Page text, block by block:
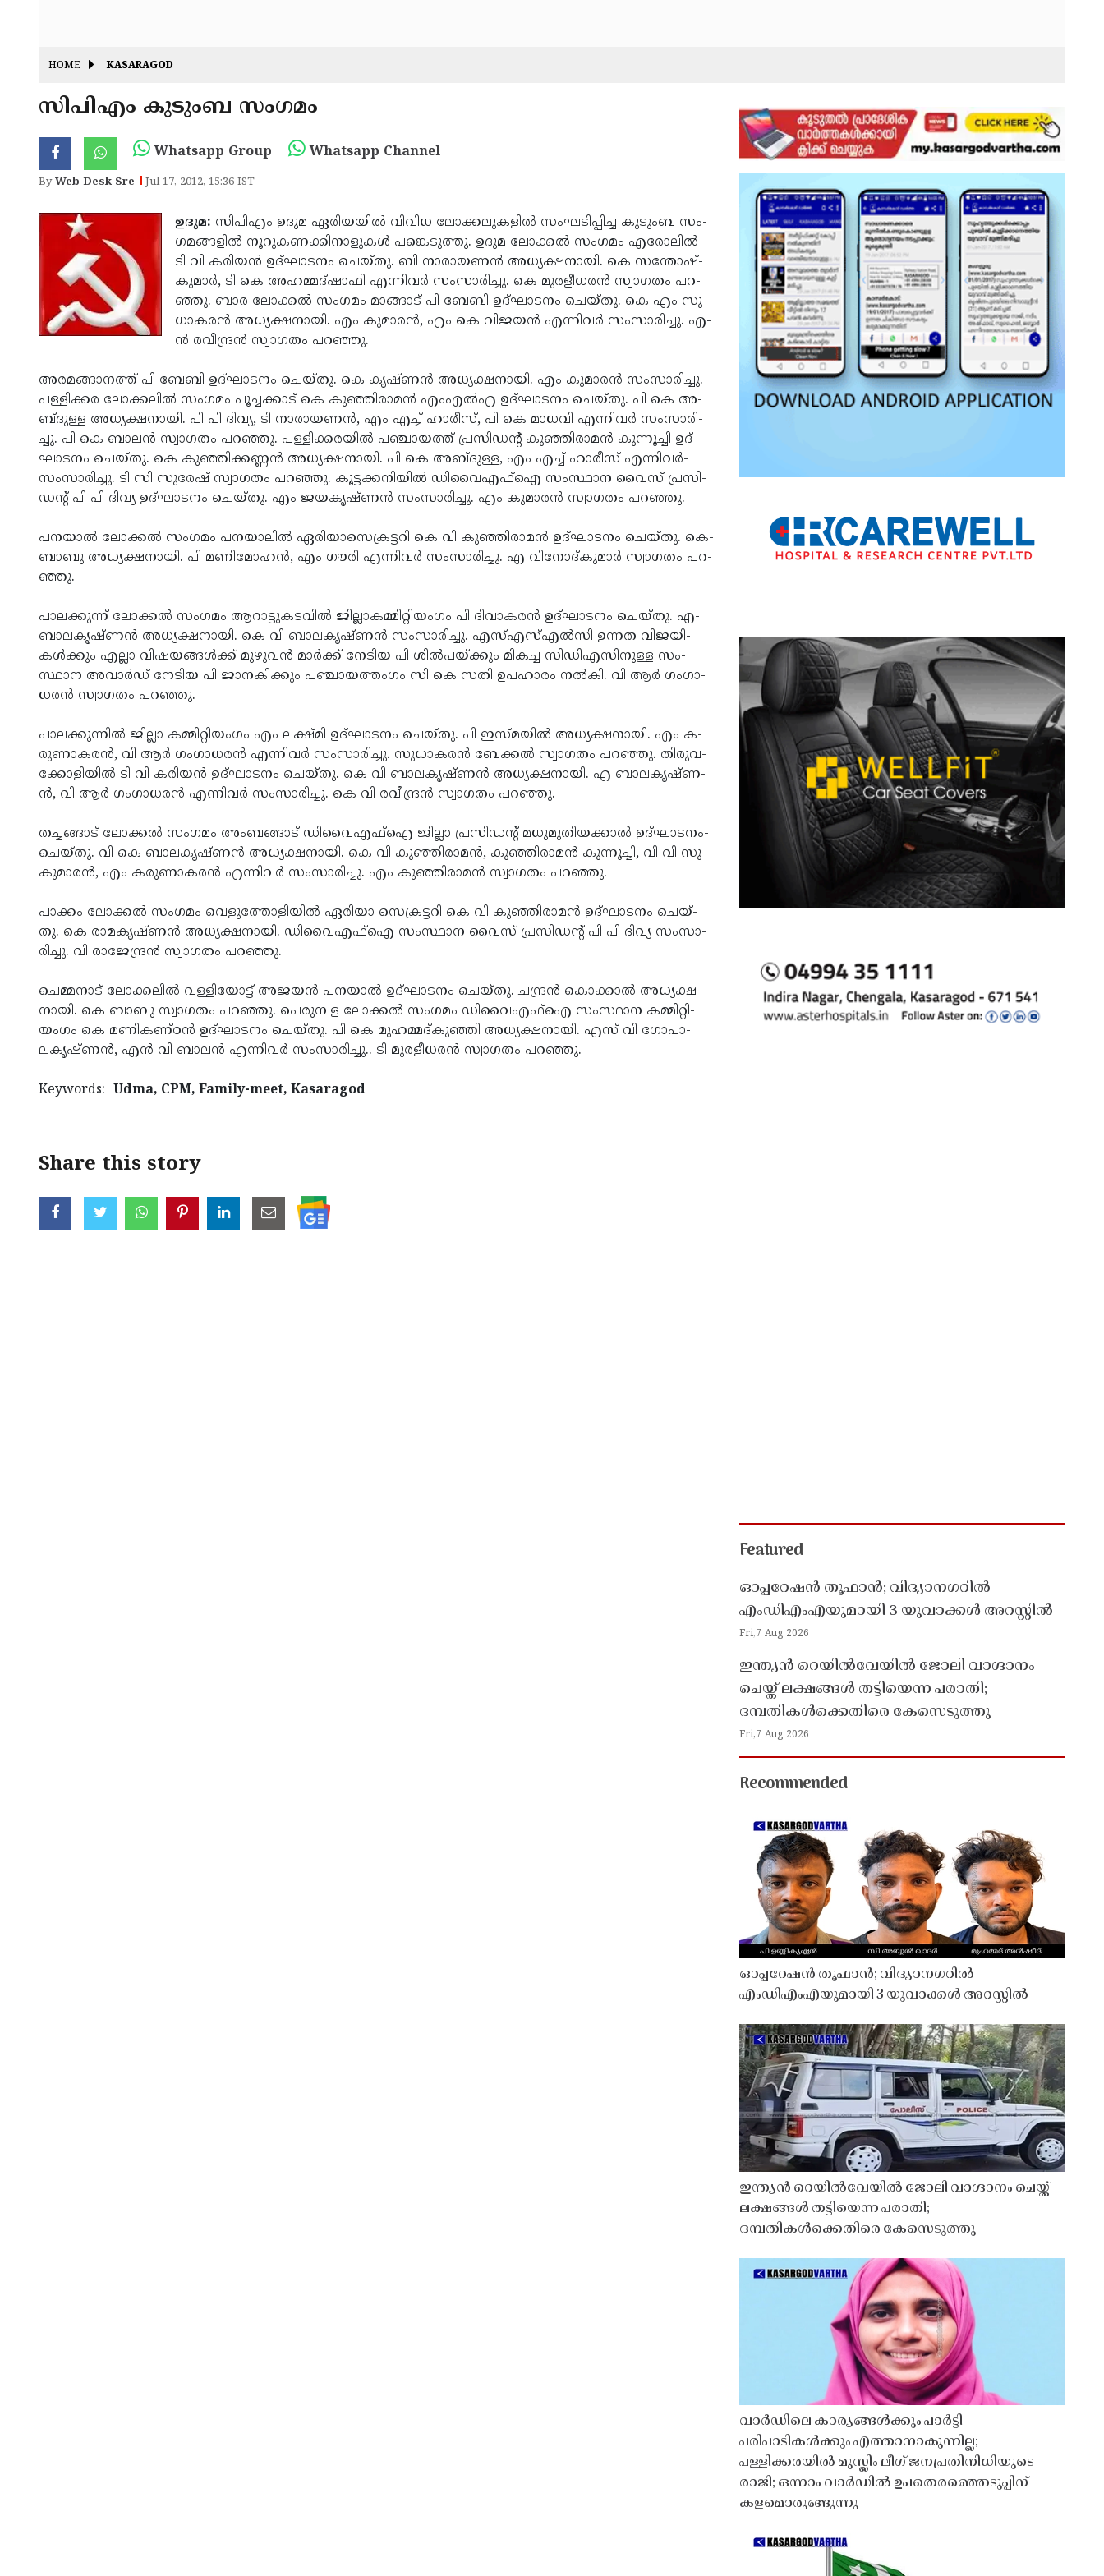
HOME KASARAGOD
സി­പി­എം­ കു­ടുംബ­­ സം­ഗ­മം­
Whatsapp Group Whatsapp Channel
ByWeb Desk Sre Jul 17, 2012, 15:36 IST
ഉ­ദു­മ­:­ സി­പി­എം­ ഉ­ദു­മ­ ഏ­രി­യ­യില്‍­ വി­വി­ധ­ ലോ­ക്ക­ലു­ക­ളില്‍­ സം­ഘ­ടി­പ്പി­ച്ച­ കു­ടും­ബ­ സം­
ഗ­മ­ങ്ങ­ളില്‍­ നൂ­റു­ക­ണ­ക്കി­നാ­ളു­കള്‍­ പ­ങ്കെ­ടു­ത്തു.­ ഉ­ദു­മ­ ലോ­ക്കല്‍­ സം­ഗ­മം­ എ­രോ­ലില്‍­
ടി­ വി­ ക­രി­യ­ന്‍ ഉ­ദ്­ഘാ­ട­നം­ ചെ­യ്­തു.­ ബി­ നാ­രാ­യ­ണ­ന്‍ അ­ധ്യ­ക്ഷ­നാ­യി.­ കെ­ സ­ന്തോ­ഷ്­
കു­മാര്‍,­ ടി­ കെ­ അ­ഹ­മ്മ­ദ്­ഷാ­ഫി­ എ­ന്നി­വര്‍­ സം­സാ­രി­ച്ചു.­ കെ­ മു­ര­ളീ­ധ­ര­ന്‍ സ്വാ­ഗ­തം­ പ­റ­
ഞ്ഞു.­ ബാ­ര­ ലോ­ക്കല്‍­ സം­ഗ­മം­ മാ­ങ്ങാ­ട്­ പി­ ബേ­ബി­ ഉ­ദ്­ഘാ­ട­നം­ ചെ­യ്­തു.­ കെ­ എം­ സു­
ധാ­ക­ര­ന്‍ അ­ധ്യ­ക്ഷ­നാ­യി.­ എം­ കു­മാ­ര­ന്‍,­ എം­ കെ­ വി­ജ­യ­ന്‍ എ­ന്നി­വര്‍­ സം­സാ­രി­ച്ചു.­ എ­
ന്‍ ര­വീ­ന്ദ്ര­ന്‍ സ്വാ­ഗ­തം­ പ­റ­ഞ്ഞു.­
അ­ര­മ­ങ്ങാ­ന­ത്ത്­ പി­ ബേ­ബി­ ഉ­ദ്­ഘാ­ട­നം­ ചെ­യ്­തു.­ കെ­ കൃ­ഷ്­ണ­ന്‍ അ­ധ്യ­ക്ഷ­നാ­യി.­ എം­ കു­മാ­ര­ന്‍ സം­സാ­രി­ച്ചു.­
പ­ള്ളി­ക്ക­ര­ ലോ­ക്ക­ലില്‍­ സം­ഗ­മം­ പൂ­ച്ച­ക്കാ­ട്­ കെ­ കു­ഞ്ഞി­രാ­മ­ന്‍ എം­എല്‍­എ­ ഉ­ദ്­ഘാ­ട­നം­ ചെ­യ്­തു.­ പി­ കെ­ അ­
ബ്ദു­ള്ള­ അ­ധ്യ­ക്ഷ­നാ­യി.­ പി­ പി­ ദി­വ്യ,­ ടി­ നാ­രാ­യ­ണ­ന്‍,­ എം­ എ­ച്ച്­ ഹാ­രീ­സ്,­ പി­ കെ­ മാ­ധ­വി­ എ­ന്നി­വര്‍­ സം­സാ­രി­
ച്ചു.­ പി­ കെ­ ബാ­ല­ന്‍ സ്വാ­ഗ­തം­ പ­റ­ഞ്ഞു.­ പ­ള്ളി­ക്ക­ര­യില്‍­ പ­ഞ്ചാ­യ­ത്ത്­ പ്ര­സി­ഡ­ന്റ്­ കു­ഞ്ഞി­രാ­മ­ന്‍ കു­ന്നൂ­ച്ചി­ ഉ­ദ്­
ഘാ­ട­നം­ ചെ­യ്­തു.­ കെ­ കു­ഞ്ഞി­ക്ക­ണ്ണ­ന്‍ അ­ധ്യ­ക്ഷ­നാ­യി.­ പി­ കെ­ അ­ബ്ദു­ള്ള,­ എം­ എ­ച്ച്­ ഹാ­രീ­സ്­ എ­ന്നി­വര്‍­
സം­സാ­രി­ച്ചു.­ ടി­ സി­ സു­രേ­ഷ്­ സ്വാ­ഗ­തം­ പ­റ­ഞ്ഞു.­ കൂ­ട്ട­ക്ക­നി­യില്‍­ ഡി­വൈ­എ­ഫ്‌­ഐ­ സം­സ്ഥാ­ന­ വൈ­സ്­ പ്ര­സി­
ഡ­ന്റ്­ പി­ പി­ ദി­വ്യ­ ഉ­ദ്­ഘാ­ട­നം­ ചെ­യ്­തു.­ എം­ ജ­യ­കൃ­ഷ്­ണ­ന്‍ സം­സാ­രി­ച്ചു.­ എം­ കു­മാ­ര­ന്‍ സ്വാ­ഗ­തം­ പ­റ­ഞ്ഞു.­
പ­ന­യാല്‍­ ലോ­ക്കല്‍­ സം­ഗ­മം­ പ­ന­യാ­ലില്‍­ ഏ­രി­യാ­സെ­ക്ര­ട്ട­റി­ കെ­ വി­ കു­ഞ്ഞി­രാ­മ­ന്‍ ഉ­ദ്­ഘാ­ട­നം­ ചെ­യ്­തു.­ കെ­
ബാ­ബു­ അ­ധ്യ­ക്ഷ­നാ­യി.­ പി­ മ­ണി­മോ­ഹ­ന്‍,­ എം­ ഗൗ­രി­ എ­ന്നി­വര്‍­ സം­സാ­രി­ച്ചു.­ എ­ വി­നോ­ദ്­കു­മാര്‍­ സ്വാ­ഗ­തം­ പ­റ­
ഞ്ഞു.­
പാ­ല­ക്കു­ന്ന്­ ലോ­ക്കല്‍­ സം­ഗ­മം­ ആ­റാ­ട്ടു­ക­ട­വില്‍­ ജി­ല്ലാ­ക­മ്മി­റ്റി­യം­ഗം­ പി­ ദി­വാ­ക­ര­ന്‍ ഉ­ദ്­ഘാ­ട­നം­ ചെ­യ്­തു.­ എ­
ബാ­ല­കൃ­ഷ്­ണ­ന്‍ അ­ധ്യ­ക്ഷ­നാ­യി.­ കെ­ വി­ ബാ­ല­കൃ­ഷ്­ണ­ന്‍ സം­സാ­രി­ച്ചു.­ എ­സ്­എ­സ്­എല്‍­സി­ ഉ­ന്ന­ത­ വി­ജ­യി­
കള്‍­ക്കും­ എ­ല്ലാ­ വി­ഷ­യ­ങ്ങള്‍­ക്ക്­ മു­ഴു­വ­ന്‍ മാര്‍­ക്ക്­ നേ­ടി­യ­ പി­ ശില്‍­പ­യ്­ക്കും­ മി­ക­ച്ച­ സി­ഡി­എ­സി­നു­ള്ള­ സം­
സ്ഥാ­ന­ അ­വാര്‍­ഡ്­ നേ­ടി­യ­ പി­ ജാ­ന­കി­ക്കും­ പ­ഞ്ചാ­യ­ത്തം­ഗം­ സി­ കെ­ സ­തി­ ഉ­പ­ഹാ­രം­ നല്‍­കി.­ വി­ ആര്‍­ ഗം­ഗാ­
ധ­ര­ന്‍ സ്വാ­ഗ­തം­ പ­റ­ഞ്ഞു.­
പാ­ല­ക്കു­ന്നില്‍­ ജി­ല്ലാ­ ക­മ്മി­റ്റി­യം­ഗം­ എം­ ല­ക്ഷ്­മി­ ഉ­ദ്­ഘാ­ട­നം­ ചെ­യ്­തു.­ പി­ ഇ­സ്­മ­യില്‍­ അ­ധ്യ­ക്ഷ­നാ­യി.­ എം­ ക­
രു­ണാ­ക­ര­ന്‍,­ വി­ ആര്‍­ ഗം­ഗാ­ധ­ര­ന്‍ എ­ന്നി­വര്‍­ സം­സാ­രി­ച്ചു.­ സു­ധാ­ക­ര­ന്‍ ബേ­ക്കല്‍­ സ്വാ­ഗ­തം­ പ­റ­ഞ്ഞു.­ തി­രു­വ­
ക്കോ­ളി­യില്‍­ ടി­ വി­ ക­രി­യ­ന്‍ ഉ­ദ്­ഘാ­ട­നം­ ചെ­യ്­തു.­ കെ­ വി­ ബാ­ല­കൃ­ഷ്­ണ­ന്‍ അ­ധ്യ­ക്ഷ­നാ­യി.­ എ­ ബാ­ല­കൃ­ഷ്­ണ­
ന്‍,­ വി­ ആര്‍­ ഗം­ഗാ­ധ­ര­ന്‍ എ­ന്നി­വര്‍­ സം­സാ­രി­ച്ചു.­ കെ­ വി­ ര­വീ­ന്ദ്ര­ന്‍ സ്വാ­ഗ­തം­ പ­റ­ഞ്ഞു.­
ത­ച്ച­ങ്ങാ­ട്­ ലോ­ക്കല്‍­ സം­ഗ­മം­ അം­ബ­ങ്ങാ­ട്­ ഡി­വൈ­എ­ഫ്‌­ഐ­ ജി­ല്ലാ­ പ്ര­സി­ഡ­ന്റ്­ മ­ധു­മു­തി­യ­ക്കാല്‍­ ഉ­ദ്­ഘാ­ട­നം­
ചെ­യ്­തു.­ വി­ കെ­ ബാ­ല­കൃ­ഷ്­ണ­ന്‍ അ­ധ്യ­ക്ഷ­നാ­യി.­ കെ­ വി­ കു­ഞ്ഞി­രാ­മ­ന്‍,­ കു­ഞ്ഞി­രാ­മ­ന്‍ കു­ന്നൂ­ച്ചി,­ വി­ വി­ സു­
കു­മാ­ര­ന്‍,­ എം­ ക­രു­ണാ­ക­ര­ന്‍ എ­ന്നി­വര്‍­ സം­സാ­രി­ച്ചു.­ എം­ കു­ഞ്ഞി­രാ­മ­ന്‍ സ്വാ­ഗ­തം­ പ­റ­ഞ്ഞു.­
പാ­ക്കം­ ലോ­ക്കല്‍­ സം­ഗ­മം­ വെ­ളു­ത്തോ­ളി­യില്‍­ ഏ­രി­യാ­ സെ­ക്ര­ട്ട­റി­ കെ­ വി­ കു­ഞ്ഞി­രാ­മ­ന്‍ ഉ­ദ്­ഘാ­ട­നം­ ചെ­യ്­
തു.­ കെ­ രാ­മ­കൃ­ഷ്­ണ­ന്‍ അ­ധ്യ­ക്ഷ­നാ­യി.­ ഡി­വൈ­എ­ഫ്‌­ഐ­ സം­സ്ഥാ­ന­ വൈ­സ്­ പ്ര­സി­ഡ­ന്റ്­ പി­ പി­ ദി­വ്യ­ സം­സാ­
രി­ച്ചു.­ വി­ രാ­ജേ­ന്ദ്ര­ന്‍ സ്വാ­ഗ­തം­ പ­റ­ഞ്ഞു.­
ചെ­മ്മ­നാ­ട്­ ലോ­ക്ക­ലില്‍­ വ­ള്ളി­യോ­ട്ട്­ അ­ജ­യ­ന്‍ പ­ന­യാല്‍­ ഉ­ദ്­ഘാ­ട­നം­ ചെ­യ്­തു.­ ച­ന്ദ്ര­ന്‍ കൊ­ക്കാല്‍­ അ­ധ്യ­ക്ഷ­
നാ­യി.­ കെ­ ബാ­ബു­ സ്വാ­ഗ­തം­ പ­റ­ഞ്ഞു.­ പെ­രു­മ്പ­ള­ ലോ­ക്കല്‍­ സം­ഗ­മം­ ഡി­വൈ­എ­ഫ്‌­ഐ­ സം­സ്ഥാ­ന­ ക­മ്മി­റ്റി­
യം­ഗം­ കെ­ മ­ണി­ക­ണ്­ഠ­ന്‍ ഉ­ദ്­ഘാ­ട­നം­ ചെ­യ്­തു.­ പി­ കെ മു­ഹമ്മദ്­കു­ഞ്ഞി­ അധ്യ­ക്ഷനാ­യി.­ എസ്­ വി­ ഗോ­പാ­
ലകൃ­ഷ്­ണന്‍,­ എന്‍­ വി­ ബാ­ലന്‍­ എന്നി­വര്‍­ സം­സാ­രി­ച്ചു.­.­ ടി­ മു­രളീ­ധരന്‍­ സ്വാ­ഗതം­ പറഞ്ഞു.­
Keywords: Udma, CPM, Family-meet, Kasaragod
Share this story
Featured
ഓപ്പറേഷൻ തൂഫാൻ; വിദ്യാനഗറിൽ
എംഡിഎംഎയുമായി 3 യുവാക്കൾ അറസ്റ്റിൽ
Fri,7 Aug 2026
ഇന്ത്യൻ റെയിൽവേയിൽ ജോലി വാഗ്ദാനം
ചെയ്ത് ലക്ഷങ്ങൾ തട്ടിയെന്ന പരാതി;
ദമ്പതികൾക്കെതിരെ കേസെടുത്തു
Fri,7 Aug 2026
Recommended
ഓപ്പറേഷൻ തൂഫാൻ; വിദ്യാനഗറിൽ
എംഡിഎംഎയുമായി 3 യുവാക്കൾ അറസ്റ്റിൽ
ഇന്ത്യൻ റെയിൽവേയിൽ ജോലി വാഗ്ദാനം ചെയ്ത്
ലക്ഷങ്ങൾ തട്ടിയെന്ന പരാതി;
ദമ്പതികൾക്കെതിരെ കേസെടുത്തു
വാർഡിലെ കാര്യങ്ങൾക്കും പാർട്ടി
പരിപാടികൾക്കും എത്താനാകുന്നില്ല;
പള്ളിക്കരയിൽ മുസ്ലിം ലീഗ് ജനപ്രതിനിധിയുടെ
രാജി; ഒന്നാം വാർഡിൽ ഉപതെരഞ്ഞെടുപ്പിന്
കളമൊരുങ്ങുന്നു